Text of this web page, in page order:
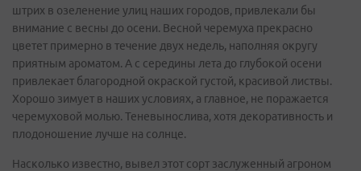
штрих в озеленение улиц наших городов, привлекали бы
внимание с весны до осени. Весной черемуха прекрасно
цветет примерно в течение двух недель, наполняя округу
приятным ароматом. А с середины лета до глубокой осени
привлекает благородной окраской густой, красивой листвы.
Хорошо зимует в наших условиях, а главное, не поражается
черемуховой молью. Теневынослива, хотя декоративность и
плодоношение лучше на солнце.
Насколько известно, вывел этот сорт заслуженный агроном